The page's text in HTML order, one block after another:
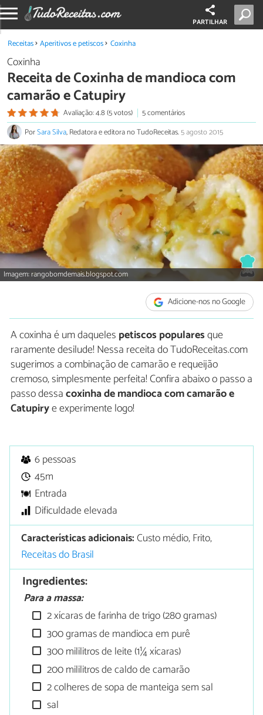
PARTILHAR
Receitas Aperitivos e petiscos Coxinha
Coxinha
Receita de Coxinha de mandioca com
camarão e Catupiry
Avaliação: 4.8 (5 votos)
5 comentários
PorSara Silva, Redatora e editora no TudoReceitas.5 agosto 2015
Imagem: rangobomdemais.blogspot.com
Adicione-nos no Google
A coxinha é um daqueles petiscos popularesque
raramente desilude! Nessa receita do TudoReceitas.com
sugerimos a combinação de camarão e requeijão
cremoso, simplesmente perfeita! Confira abaixo o passo a
passo dessacoxinha de mandioca com camarão e
Catupirye experimente logo!
6 pessoas
45m
Entrada
Dificuldade elevada
Características adicionais:Custo médio, Frito,
Receitas do Brasil
Ingredientes:
Para a massa:
2 xícaras de farinha de trigo (280 gramas)
300 gramas de mandioca em purê
300 mililitros de leite (1¼ xícaras)
200 mililitros de caldo de camarão
2 colheres de sopa de manteiga sem sal
sal